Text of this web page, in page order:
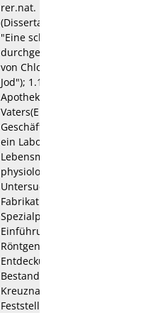
rer.nat.
(Dissertationsthema:
"Eine schnell
durchgeführte Trennung
von Chlor, Brom und
Jod"); 1.10.1892 Kauf der
Apotheke des
Vaters(Erweiterung des
Geschäftsbetriebes durch
ein Laboratorium für
Lebensmittel und
physiologische
Untersuchungen,
Fabrikation von
Spezialpräparaten); 1904
Einführung von
Röntgenuntersuchungen,
Entdeckung radioaktiver
Bestandteile im
Kreuznacher Quellsinter,
Feststellung von Radium-